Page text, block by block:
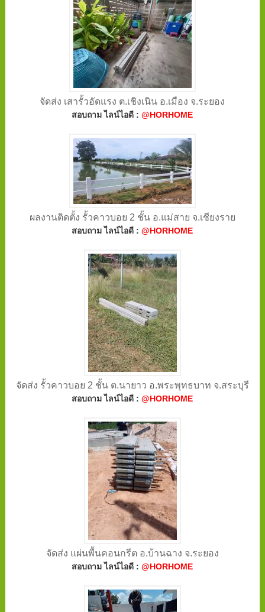
จัดส่ง เสารั้วอัดแรง ต.เชิงเนิน อ.เมือง จ.ระยอง
สอบถาม ไลน์ไอดี :@HORHOME
ผลงานติดตั้ง รั้วคาวบอย 2 ชั้น อ.แม่สาย จ.เชียงราย
สอบถาม ไลน์ไอดี :@HORHOME
จัดส่ง รั้วคาวบอย 2 ชั้น ต.นายาว อ.พระพุทธบาท จ.สระบุรี
สอบถาม ไลน์ไอดี :@HORHOME
จัดส่ง แผ่นพื้นคอนกรีต อ.บ้านฉาง จ.ระยอง
สอบถาม ไลน์ไอดี :@HORHOME